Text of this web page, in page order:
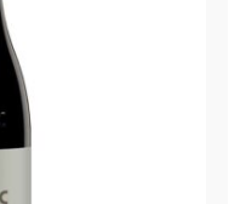
– Semi-